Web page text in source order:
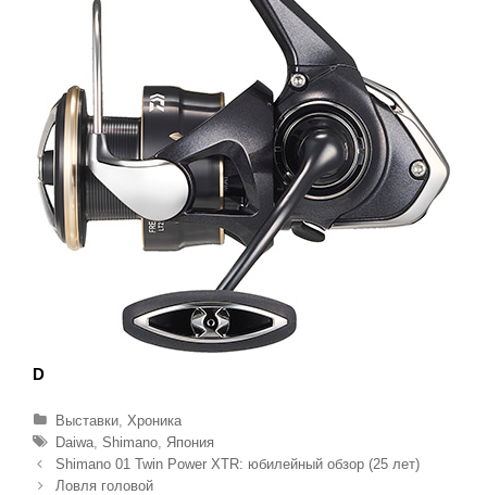
D
Р
у
б
р
Выставки, Хроника
М
е
т
Daiwa, Shimano, Япония
Н
а
Shimano 01 Twin Power XTR: юбилейный обзор (25 лет)
Ловля головой